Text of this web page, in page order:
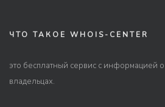
ЧТО ТАКОЕ WHOIS-CENTER
это бесплатный сервис с информацией
владельцах.